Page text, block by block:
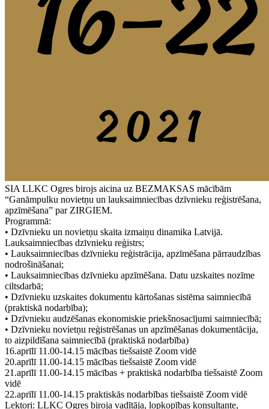
SIA LLKC Ogres birojs aicina uz BEZMAKSAS mācībām
“Ganāmpulku novietņu un lauksaimniecības dzīvnieku reģistrēšana,
apzīmēšana” par ZIRGIEM.
Programmā:
• Dzīvnieku un novietņu skaita izmaiņu dinamika Latvijā.
Lauksaimniecības dzīvnieku reģistrs;
• Lauksaimniecības dzīvnieku reģistrācija, apzīmēšana pārraudzības
nodrošināšanai;
• Lauksaimniecības dzīvnieku apzīmēšana. Datu uzskaites nozīme
ciltsdarbā;
• Dzīvnieku uzskaites dokumentu kārtošanas sistēma saimniecībā
(praktiskā nodarbība);
• Dzīvnieku audzēšanas ekonomiskie priekšnosacījumi saimniecībā;
• Dzīvnieku novietņu reģistrēšanas un apzīmēšanas dokumentācija,
to aizpildīšana saimniecībā (praktiskā nodarbība)
16.aprīlī 11.00-14.15 mācības tiešsaistē Zoom vidē
20.aprīlī 11.00-14.15 mācības tiešsaistē Zoom vidē
21.aprīlī 11.00-14.15 mācības + praktiskā nodarbība tiešsaistē Zoom
vidē
22.aprīlī 11.00-14.15 praktiskās nodarbības tiešsaistē Zoom vidē
Lektori: LLKC Ogres biroja vadītāja, lopkopības konsultante,